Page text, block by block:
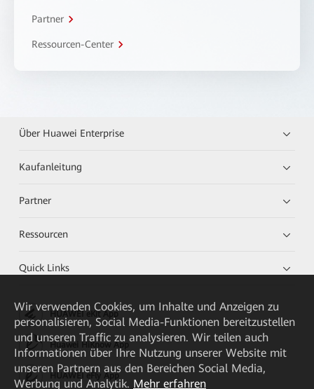
Partner
Ressourcen-Center
Über Huawei Enterprise
Kaufanleitung
Partner
Ressourcen
Quick Links
HUAWEI eKit App
Huawei HiKnow App
HUAWEI eFly App
Wir verwenden Cookies, um Inhalte und Anzeigen zu
personalisieren, Social Media-Funktionen bereitzustellen
und unseren Traffic zu analysieren. Wir teilen auch
Informationen über Ihre Nutzung unserer Website mit
unseren Partnern aus den Bereichen Social Media,
Werbung und Analytik. Mehr erfahren